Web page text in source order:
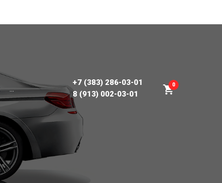
...
+7 (383) 286-03-01
8 (913) 002-03-01
0